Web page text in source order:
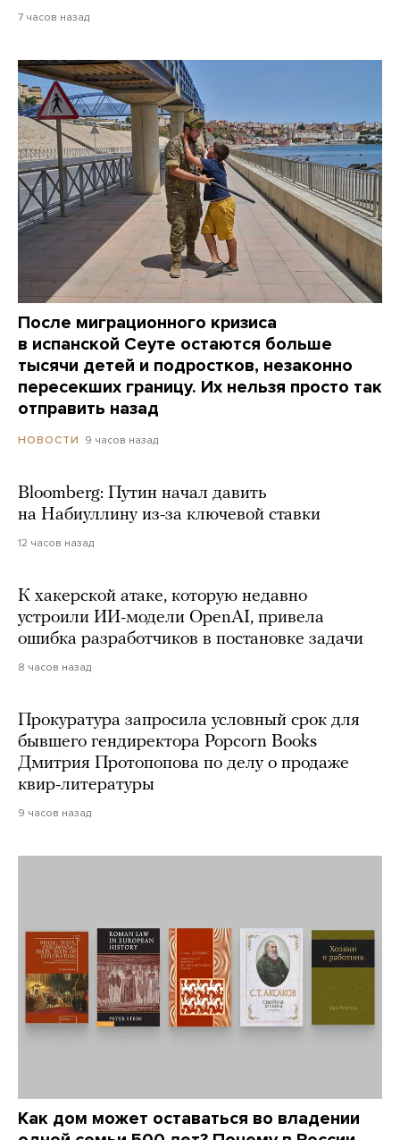
7 часов назад
После миграционного кризиса
в испанской Сеуте остаются больше
тысячи детей и подростков, незаконно
пересекших границу. Их нельзя просто так
отправить назад
НОВОСТИ 9 часов назад
Bloomberg: Путин начал давить
на Набиуллину из-за ключевой ставки
12 часов назад
К хакерской атаке, которую недавно
устроили ИИ-модели OpenAI, привела
ошибка разработчиков в постановке задачи
8 часов назад
Прокуратура запросила условный срок для
бывшего гендиректора Popcorn Books
Дмитрия Протопопова по делу о продаже
квир-литературы
9 часов назад
Как дом может оставаться во владении